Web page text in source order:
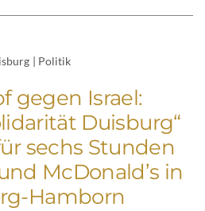
| Politik
gegen Israel:
Duisburg“
sechs Stunden
McDonald’s in
Hamborn